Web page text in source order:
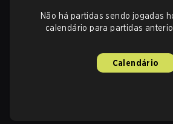
Não há partidas sendo jogadas
calendário para partidas
Calendário